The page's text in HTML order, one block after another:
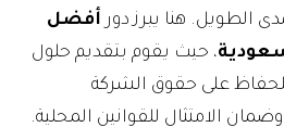
الطويل. هنا يبرز دور أفضل
، حيث يقوم بتقديم حلول
للحفاظ على حقوق الشركة
الامتثال للقوانين المحلية.